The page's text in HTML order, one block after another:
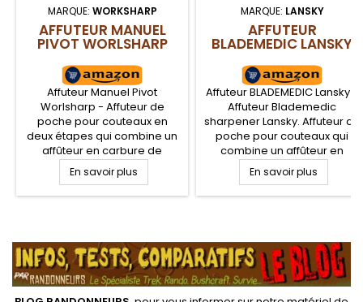
MARQUE: WORKSHARP
AFFUTEUR MANUEL
PIVOT WORLSHARP
Affuteur Manuel Pivot
Worlsharp - Affuteur de
poche pour couteaux en
deux étapes qui combine un
affûteur en carbure de
tungstène (pour lame usée),
une affûteur en céramique
(pour aiguisage normal).
prise en main. Pieds
antidérapants en
caoutchouc. Pierre diamant
pour les finitions. Pivot de
réglage pour...
En savoir plus
MARQUE: LANSKY
AFFUTEUR
BLADEMEDIC LANSKY
Affuteur BLADEMEDIC Lansky -
Affuteur Blademedic
sharpener Lansky. Affuteur de
poche pour couteaux qui
combine un affûteur en
carbure de tungstène (pour
lame usée), une pierre
d’affûtage en céramique
aiguisage normal) et une tige
d’affûtage en diamant
En savoir plus